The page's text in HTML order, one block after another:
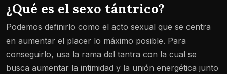
¿Qué es el sexo tántrico?
Podemos definirlo como el acto sexual que se centra
en aumentar el placer lo máximo posible. Para
conseguirlo, usa la rama del tantra con la cual se
busca aumentar la intimidad y la unión energética junto